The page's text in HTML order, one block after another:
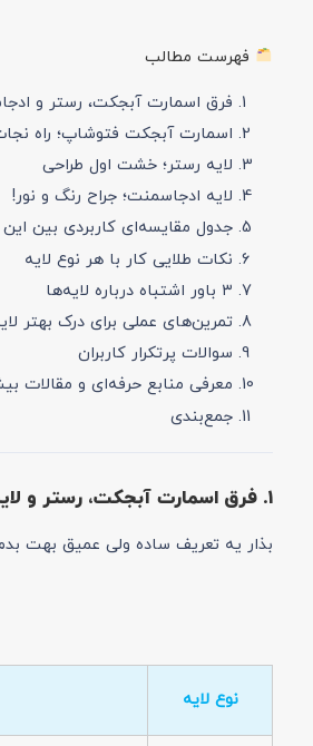
فهرست مطالب
فرق اسمارت آبجکت، رستر و
اسمارت آبجکت فتوشاپ؛ راه
لایه رستر؛ خشت اول طراحی
لایه ادجاسمنت؛ جراح رنگ و نور!
جدول مقایسه‌ای کاربردی بین این
نکات طلایی کار با هر نوع لایه
۳ باور اشتباه درباره لایه‌ها
تمرین‌های عملی برای درک بهتر
سوالات پرتکرار کاربران
معرفی منابع حرفه‌ای و مقالات
جمع‌بندی
۱. فرق اسمارت آبجکت، رستر و لایه ادجاسمنت دقیقاً چیه؟ (راهنمای کامل)
بذار یه تعریف ساده ولی عمیق بهت
نوع لایه